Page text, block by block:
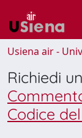
Usiena air -
Richiedi
Codice